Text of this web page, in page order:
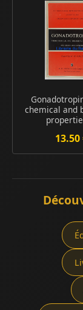
chemical and
13.50